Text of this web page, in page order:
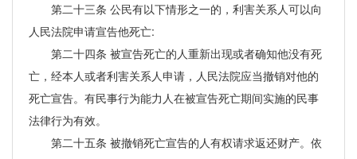
第二十三条 公民有以下情形之一的，利害关系人可以向
人民法院申请宣告他死亡:
第二十四条 被宣告死亡的人重新出现或者确知他没有死
亡，经本人或者利害关系人申请，人民法院应当撤销对他的
死亡宣告。有民事行为能力人在被宣告死亡期间实施的民事
法律行为有效。
第二十五条 被撤销死亡宣告的人有权请求返还财产。依